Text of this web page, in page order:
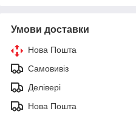
Умови доставки
Нова Пошта
Самовивіз
Делівері
Нова Пошта